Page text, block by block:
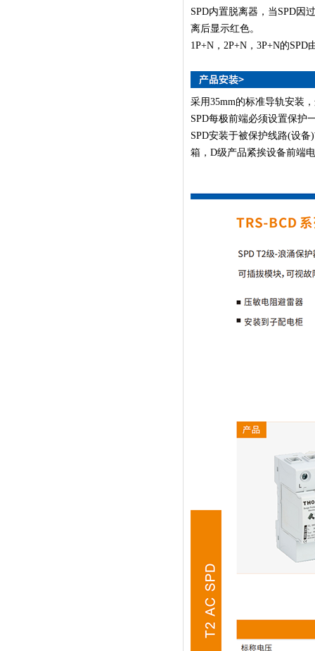
SPD内置脱离器，当SPD因
离后显示红色。
1P+N，2P+N，3P+N的
采用35mm的标准导轨安装
SPD每极前端必须设置保护
SPD安装于被保护线路(设
箱，D级产品紧挨设备前端